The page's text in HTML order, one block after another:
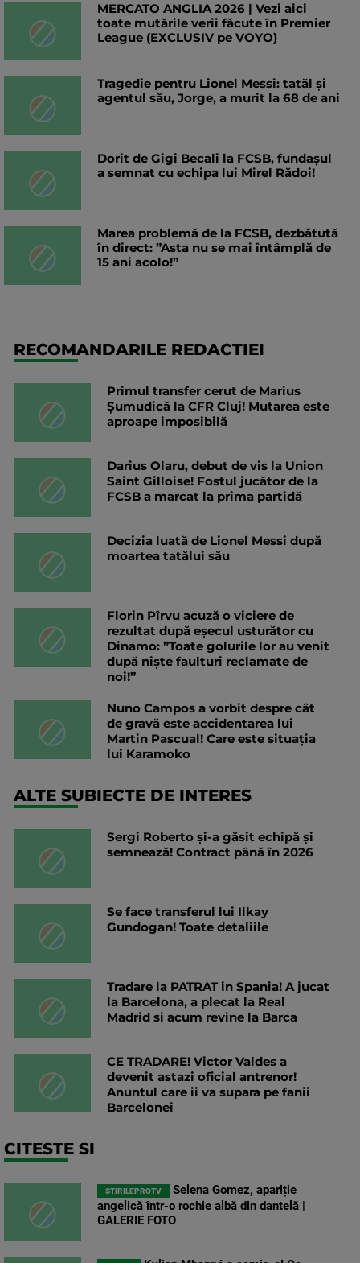
MERCATO ANGLIA 2026 | Vezi aici
toate mutările verii făcute în Premier
League (EXCLUSIV pe VOYO)
Tragedie pentru Lionel Messi: tatăl și
agentul său, Jorge, a murit la 68 de ani
Dorit de Gigi Becali la FCSB, fundașul
a semnat cu echipa lui Mirel Rădoi!
Marea problemă de la FCSB, dezbătută
în direct: ”Asta nu se mai întâmplă de
15 ani acolo!”
RECOMANDARILE REDACTIEI
Primul transfer cerut de Marius
Șumudică la CFR Cluj! Mutarea este
aproape imposibilă
Darius Olaru, debut de vis la Union
Saint Gilloise! Fostul jucător de la
FCSB a marcat la prima partidă
Decizia luată de Lionel Messi după
moartea tatălui său
Florin Pîrvu acuză o viciere de
rezultat după eșecul usturător cu
Dinamo: ”Toate golurile lor au venit
după niște faulturi reclamate de
noi!”
Nuno Campos a vorbit despre cât
de gravă este accidentarea lui
Martin Pascual! Care este situația
lui Karamoko
ALTE SUBIECTE DE INTERES
Sergi Roberto și-a găsit echipă și
semnează! Contract până în 2026
Se face transferul lui Ilkay
Gundogan! Toate detaliile
Tradare la PATRAT in Spania! A jucat
la Barcelona, a plecat la Real
Madrid si acum revine la Barca
CE TRADARE! Victor Valdes a
devenit astazi oficial antrenor!
Anuntul care ii va supara pe fanii
Barcelonei
CITESTE SI
STIRILEPROTV
Selena Gomez, apariție
angelică într-o rochie albă din dantelă |
GALERIE FOTO